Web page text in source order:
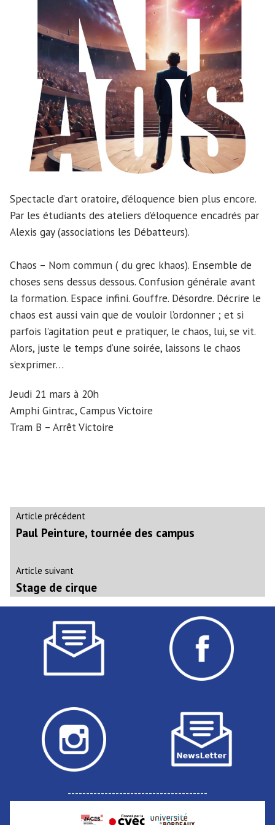
Spectacle d’art oratoire, d’éloquence bien plus encore.
Par les étudiants des ateliers d’éloquence encadrés par
Alexis gay (associations les Débatteurs).
Chaos – Nom commun ( du grec khaos). Ensemble de
choses sens dessus dessous. Confusion générale avant
la formation. Espace infini. Gouffre. Désordre. Décrire le
chaos est aussi vain que de vouloir l’ordonner ; et si
parfois l’agitation peut e pratiquer, le chaos, lui, se vit.
Alors, juste le temps d’une soirée, laissons le chaos
s’exprimer…
Jeudi 21 mars à 20h
Amphi Gintrac, Campus Victoire
Tram B – Arrêt Victoire
Navigation
de
l’article
Article précédent
précédent :
Paul Peinture, tournée des campus
Article suivant
suivant
Stage de cirque
--------------------------------------